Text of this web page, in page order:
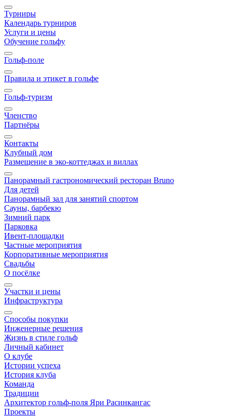
Турниры
Календарь турниров
Услуги и цены
Обучение гольфу
Гольф-поле
Правила и этикет в гольфе
Гольф-туризм
Членство
Партнёры
Контакты
Клубный дом
Размещение в эко-коттеджах и виллах
Панорамный гастрономический ресторан Bruno
Для детей
Панорамный зал для занятий спортом
Сауны, барбекю
Зимний парк
Парковка
Ивент-площадки
Частные мероприятия
Корпоративные мероприятия
Свадьбы
О посёлке
Участки и цены
Инфраструктура
Способы покупки
Инженерные решения
Жизнь в стиле гольф
Личный кабинет
О клубе
Истории успеха
История клуба
Команда
Традиции
Архитектор гольф-поля Яри Расинкангас
Проекты